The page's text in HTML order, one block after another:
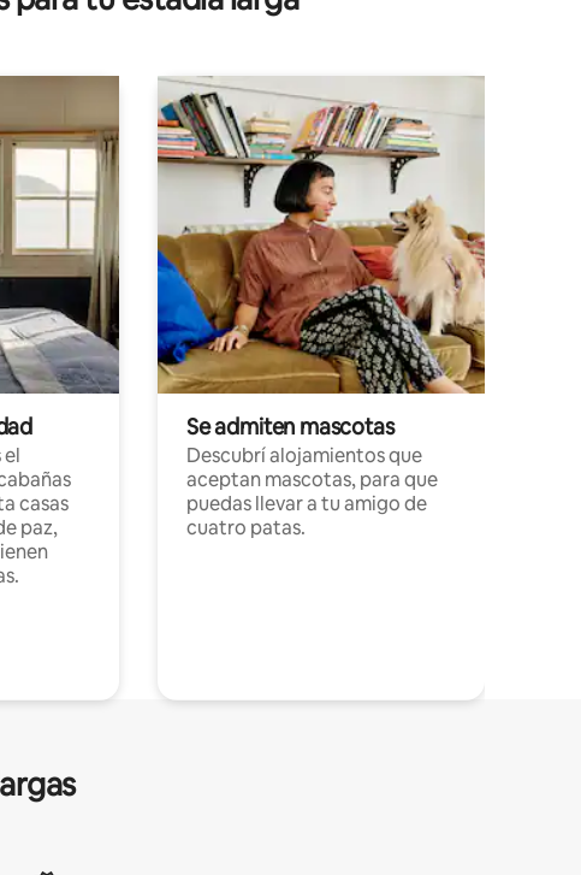
el
casas
paz,
Se admiten mascotas
Descubrí alojamientos que
aceptan mascotas, para que
puedas llevar a tu amigo de
cuatro patas.